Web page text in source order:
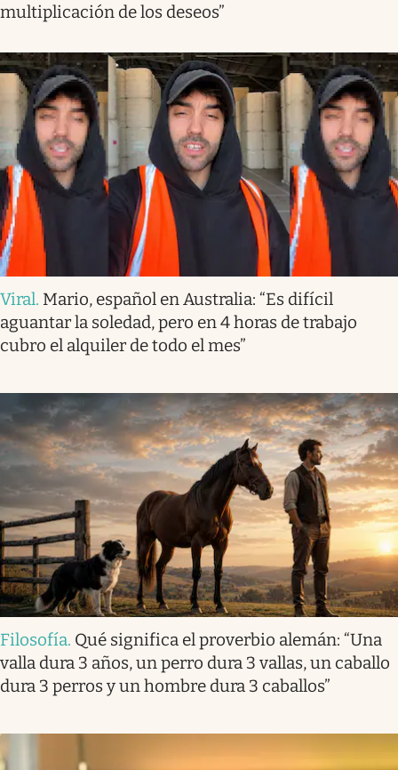
multiplicación de los deseos”
Viral. Mario, español en Australia: “Es difícil
aguantar la soledad, pero en 4 horas de trabajo
cubro el alquiler de todo el mes”
Filosofía. Qué significa el proverbio alemán: “Una
valla dura 3 años, un perro dura 3 vallas, un caballo
dura 3 perros y un hombre dura 3 caballos”